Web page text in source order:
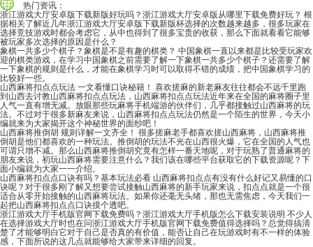
热门资讯：
浙江游戏大厅安卓版下载新版好玩吗？浙江游戏大厅安卓版从哪里下载免费好玩？ 根
据相关了解近几年浙江游戏大厅安卓版下载新版杯选择的次数越来越多，很多玩家在
选择竞技游戏时都会考虑它，从中也得到了很多宝贵的收获，那么下面就看看它能够
被玩家多次选择的原因是什么？
象棋一共多少个棋子？象棋是不是有趣的棋类？ 中国象棋一直以来都是比较受玩家欢
迎的棋类游戏，在学习中国象棋之前需要了解一下象棋一共多少个棋子？还需要了解
一下象棋的规则是什么，才能在象棋学习时可以取得不错的成绩，把中国象棋学习的
比较好一些。
山西麻将扣点点玩法 一文看懂口诀秘籍！ 喜欢搓麻的新老麻友往往都会不远千里跑
到山西去讨教山西麻将扣点点玩法，山西麻将扣点点玩法近年来在全国的麻将圈子里
人气一直有增无减。放眼那些玩麻将手机端游的伙伴们，几乎都接触过山西麻将的玩
法。不过对于很多新麻友来说，山西麻将扣点点玩法仍然是一个陌生的世界，今天小
编就来为大家揭开这个神秘世界的面纱吧！
山西麻将推倒胡 规则详解一文齐全！ 很多搓麻老手都喜欢搓山西麻将，山西麻将推
倒胡是他们都喜欢的一种玩法。推倒胡的玩法不光在山西很火爆，它在全国的人气也
可谓只增不减。那么山西麻将推倒胡究竟有怎样一番天地呢，对于玩熟了普通麻将的
朋友来说，初玩山西麻将需要注意什么？我们该在哪些平台获取它的下载资源呢？下
面小编就为大家一一介绍。
山西麻将扣点点口诀有吗？基本玩法必看 山西麻将扣点点有没有什么好记又易懂的口
诀呢？对于很多刚了解又想要尝试接触山西麻将的新手玩家来说，扣点点就是一个很
适合从零开始接触的山西麻将玩法。如果你还毫无头绪，那也无需焦虑，今天我们一
起把山西麻将扣点点口诀摸个透吧。
浙江游戏大厅手机版官网下载免费吗？浙江游戏大厅手机版怎么下载安装说明 不少人
在选择游戏大厅时也在问浙江游戏大厅手机版官网下载免费值得选择吗？总觉得搞清
楚了才能够明白它对于自己是否真的有价值，能否让自己在玩游戏时有不一样的体验
感，下面所说的这几点就能够给大家带来详细的回复。